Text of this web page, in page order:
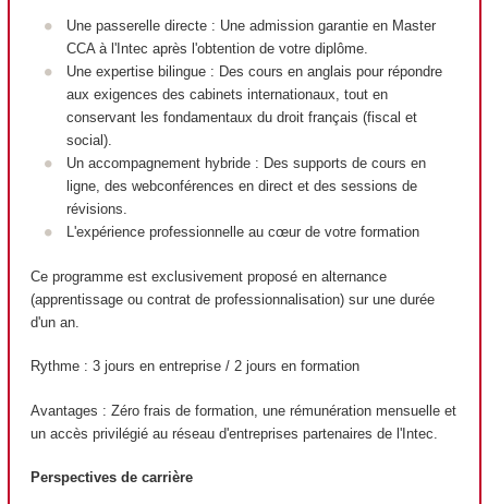
Une passerelle directe : Une admission garantie en Master
CCA à l'Intec après l'obtention de votre diplôme.
Une expertise bilingue : Des cours en anglais pour répondre
aux exigences des cabinets internationaux, tout en
conservant les fondamentaux du droit français (fiscal et
social).
Un accompagnement hybride : Des supports de cours en
ligne, des webconférences en direct et des sessions de
révisions.
L'expérience professionnelle au cœur de votre formation
Ce programme est exclusivement proposé en alternance
(apprentissage ou contrat de professionnalisation) sur une durée
d'un an.
Rythme : 3 jours en entreprise / 2 jours en formation
Avantages : Zéro frais de formation, une rémunération mensuelle et
un accès privilégié au réseau d'entreprises partenaires de l'Intec.
Perspectives de carrière